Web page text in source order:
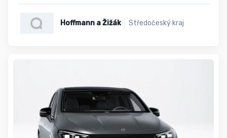
Hoffmann a Žižák Středočeský kraj